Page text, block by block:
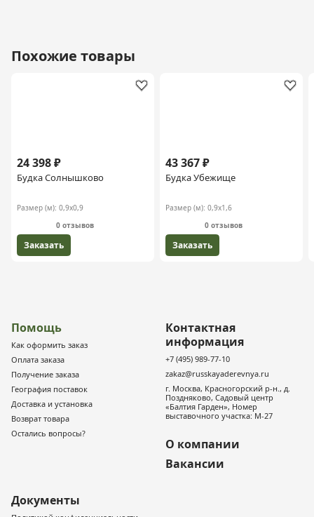
Похожие товары
24 398 ₽
Будка Солнышково
Размер (м): 0,9х0,9
0 отзывов
Заказать
43 367 ₽
Будка Убежище
Размер (м): 0,9х1,6
0 отзывов
Заказать
Помощь
Как оформить заказ
Оплата заказа
Получение заказа
География поставок
Доставка и установка
Возврат товара
Остались вопросы?
Контактная
информация
+7 (495) 989-77-10
zakaz@russkayaderevnya.ru
г. Москва, Красногорский р-н., д.
Поздняково, Садовый центр
«Балтия Гарден», Номер
выставочного участка: М-27
О компании
Вакансии
Документы